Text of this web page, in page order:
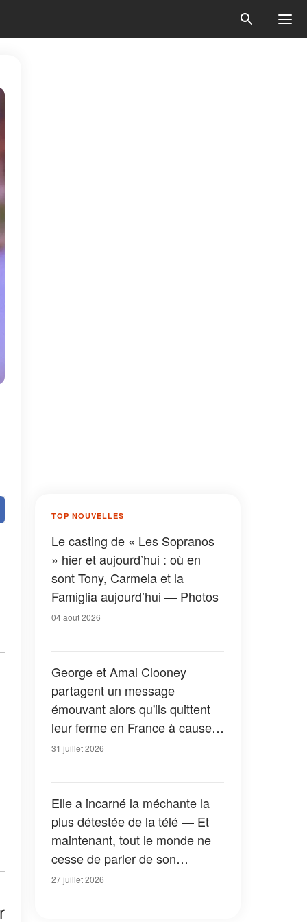
TOP NOUVELLES
Le casting de « Les Sopranos
» hier et aujourd’hui : où en
sont Tony, Carmela et la
Famiglia aujourd’hui — Photos
04 août 2026
George et Amal Clooney
partagent un message
émouvant alors qu'ils quittent
leur ferme en France à cause
des feux de forêt — Tous les
31 juillet 2026
Elle a incarné la méchante la
plus détestée de la télé — Et
maintenant, tout le monde ne
cesse de parler de son
apparition dans la nouvelle
27 juillet 2026